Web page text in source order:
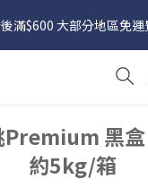
較不穩定；如想在 8 月
請務必於 8 月 10 日前落
滿$600 大部分地區免運
較不穩定；如想在 8 月
，請務必於 8 月 10 日前
Premium 黑
約5kg/箱